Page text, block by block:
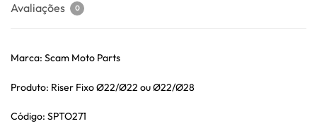
Avaliações 0
Marca: Scam Moto Parts
Produto: Riser Fixo Ø22/Ø22 ou Ø22/Ø28
Código: SPTO271